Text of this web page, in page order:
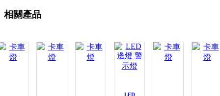
相關產品
LED